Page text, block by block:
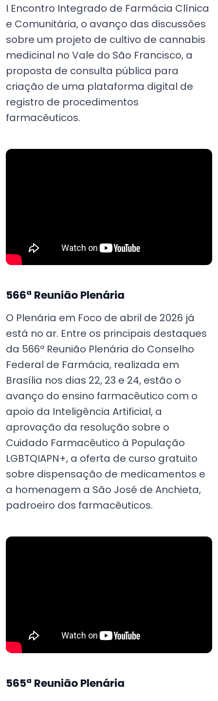
I Encontro Integrado de Farmácia Clínica
e Comunitária, o avanço das discussões
sobre um projeto de cultivo de cannabis
medicinal no Vale do São Francisco, a
proposta de consulta pública para
criação de uma plataforma digital de
registro de procedimentos
farmacêuticos.
566ª Reunião Plenária
O Plenária em Foco de abril de 2026 já
está no ar. Entre os principais destaques
da 566ª Reunião Plenária do Conselho
Federal de Farmácia, realizada em
Brasília nos dias 22, 23 e 24, estão o
avanço do ensino farmacêutico com o
apoio da Inteligência Artificial, a
aprovação da resolução sobre o
Cuidado Farmacêutico à População
LGBTQIAPN+, a oferta de curso gratuito
sobre dispensação de medicamentos e
a homenagem a São José de Anchieta,
padroeiro dos farmacêuticos.
565ª Reunião Plenária